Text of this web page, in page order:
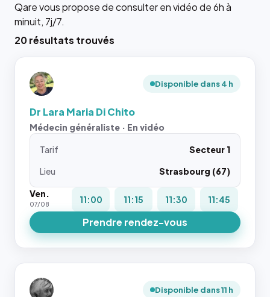
Qare vous propose de consulter en vidéo de 6h à
minuit, 7j/7.
20 résultats trouvés
Disponible dans 4 h
Dr Lara Maria Di Chito
Médecin généraliste · En vidéo
Tarif
Secteur 1
Lieu
Strasbourg (67)
Ven.
07/08 11:00 11:15 11:30 11:45
Prendre rendez-vous
Disponible dans 11 h